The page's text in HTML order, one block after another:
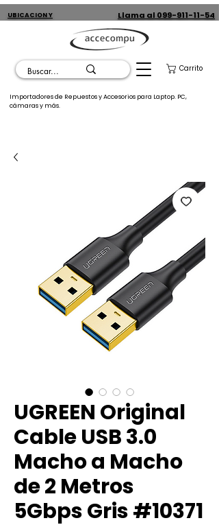
UBICACION Y
Llama al 099-911-11-54
Carrito
Importadores de Repuestos y Accesorios para Laptop. PC,
cámaras y más.
UGREEN Original
Cable USB 3.0
Macho a Macho
de 2 Metros
5Gbps Gris #10371